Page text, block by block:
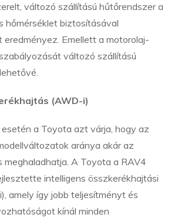
változó szállítású hűtőrendszer a
hőmérséklet biztosításával
Emellett a motorolaj-
változó szállítású
(AWD-i)
a Toyota azt várja, hogy az
aránya akár az
meghaladhatja. A Toyota a RAV4
intelligens összkerékhajtási
amely így jobb teljesítményt és
kínál minden